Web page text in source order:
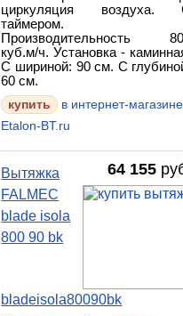
циркуляция воздуха.
таймером.
Производительность
куб.м/ч. Установка -
С шириной: 90 см. С
60 см.
в интернет-магазине
Etalon-BT.ru
64 155
Вытяжка
FALMEC
blade isola
800 90 bk
bladeisola80090bk